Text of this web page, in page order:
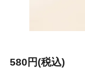
580円(税込)